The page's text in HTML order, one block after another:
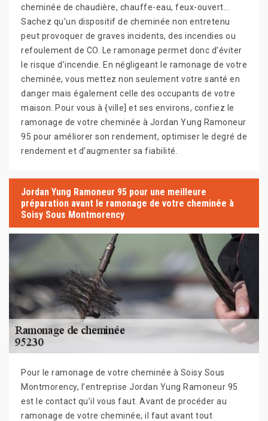
cheminée de chaudière, chauffe-eau, feux-ouvert...
Sachez qu’un dispositif de cheminée non entretenu
peut provoquer de graves incidents, des incendies ou
refoulement de CO. Le ramonage permet donc d’éviter
le risque d’incendie. En négligeant le ramonage de votre
cheminée, vous mettez non seulement votre santé en
danger mais également celle des occupants de votre
maison. Pour vous à {ville] et ses environs, confiez le
ramonage de votre cheminée à Jordan Yung Ramoneur
95 pour améliorer son rendement, optimiser le degré de
rendement et d’augmenter sa fiabilité.
Jordan Yung Ramoneur 95 pour une meilleure
préparation avant le ramonage de votre cheminée à
Soisy Sous Montmorency
Pour le ramonage de votre cheminée à Soisy Sous
Montmorency, l’entreprise Jordan Yung Ramoneur 95
est le contact qu’il vous faut. Avant de procéder au
ramonage de votre cheminée, il faut avant tout